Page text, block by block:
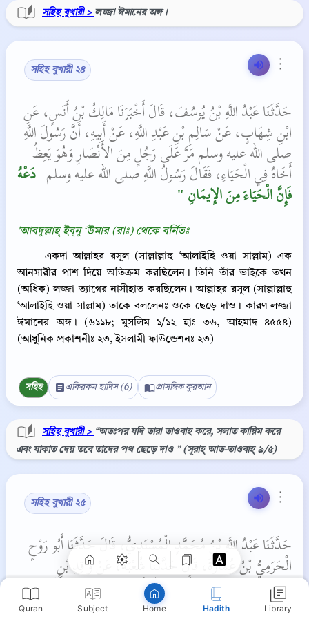
Quran Subject Home Hadith Library
সহিহ বুখারী > লজ্জা ঈমানের অঙ্গ ।
⋮
সহিহ বুখারী ২৪
حَدَّثَنَا عَبْدُ اللَّهِ بْنُ يُوسُفَ، قَالَ أَخْبَرَنَا مَالِكُ بْنُ أَنَسٍ، عَنِ
ابْنِ شِهَابٍ، عَنْ سَالِمِ بْنِ عَبْدِ اللَّهِ، عَنْ أَبِيهِ، أَنَّ رَسُولَ اللَّهِ
صلى الله عليه وسلم مَرَّ عَلَى رَجُلٍ مِنَ الأَنْصَارِ وَهُوَ يَعِظُ
أَخَاهُ فِي الْحَيَاءِ، فَقَالَ رَسُولُ اللَّهِ صلى الله عليه وسلم ‏
‏ دَعْهُ
فَإِنَّ الْحَيَاءَ مِنَ الإِيمَانِ ‏"
'আবদুল্লাহ্‌ ইব্‌নু ‘উমার (রাঃ) থেকে বর্নিতঃ
একদা আল্লাহর রসূল (সাল্লাল্লাহু ‘আলাইহি ওয়া সাল্লাম) এক
আনসারীর পাশ দিয়ে অতিক্রম করছিলেন। তিনি তাঁর ভাইকে তখন
(অধিক) লজ্জা ত্যাগের নাসীহাত করছিলেন। আল্লাহর রসূল (সাল্লাল্লাহু
‘আলাইহি ওয়া সাল্লাম) তাকে বললেনঃ ওকে ছেড়ে দাও। কারণ লজ্জা
ঈমানের অঙ্গ। (৬১১৮; মুসলিম ১/১২ হাঃ ৩৬, আহমাদ ৪৫৫৪)
(আধুনিক প্রকাশনীঃ ২৩, ইসলামী ফাউন্ডেশনঃ ২৩)
সহিহ একিরকম হাদিস (6) প্রাসঙ্গিক কুরআন
সহিহ বুখারী > “অতঃপর যদি তারা তাওবাহ করে, সলাত কায়িম করে
এবং যাকাত দেয় তবে তাদের পথ ছেড়ে দাও ” (সূরাহ্‌ আত-তাওবাহ্‌ ৯/৫)
⋮
সহিহ বুখারী ২৫
حَدَّثَنَا عَبْدُ اللَّهِ بْنُ مُحَمَّدٍ الْمُسْنَدِيُّ، قَالَ حَدَّثَنَا أَبُو رَوْحٍ
الْحَرَمِيُّ بْنُ عُمَارَةَ، قَالَ حَدَّثَنَا شُعْبَةُ، عَنْ وَاقِدِ بْنِ
مُحَمَّدٍ، قَالَ سَمِعْتُ أَبِي يُحَدِّثُ، عَنِ ابْنِ عُمَرَ، أَنَّ رَسُولَ
اللَّهِ صلى الله عليه وسلم قَالَ ‏ ‏ أُمِرْتُ أَنْ أُقَاتِلَ النَّاسَ حَتَّى